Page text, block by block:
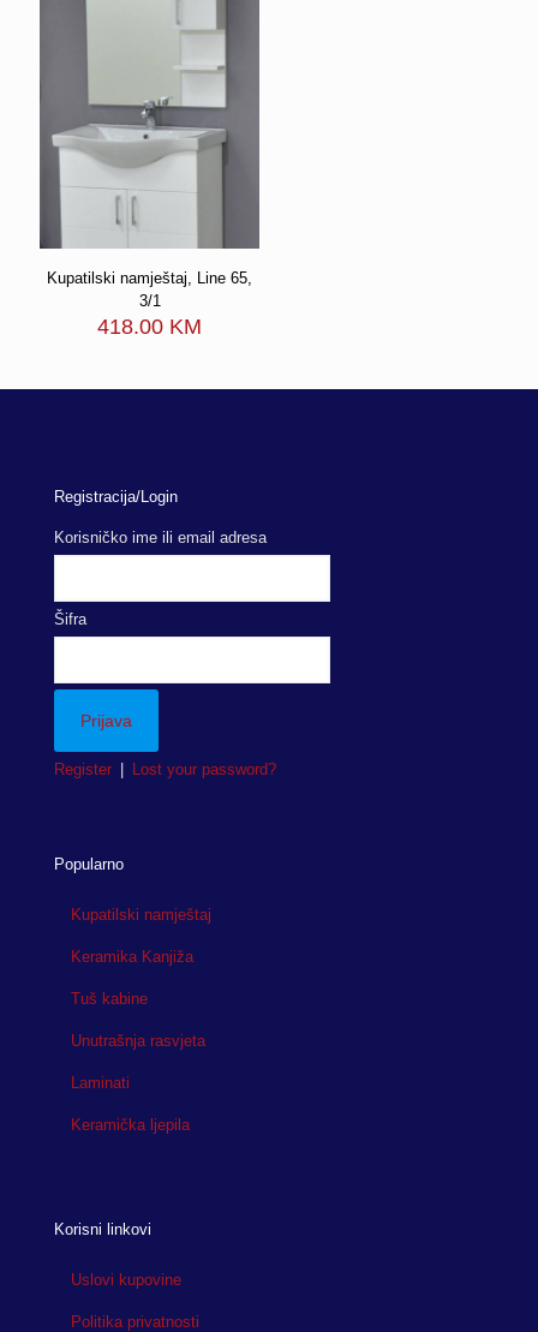
Kupatilski namještaj, Line 65,
3/1
418.00 KM
Registracija/Login
Korisničko ime ili email adresa
Šifra
Register Lost your password?
Popularno
Kupatilski namještaj
Keramika Kanjiža
Tuš kabine
Unutrašnja rasvjeta
Laminati
Keramička ljepila
Korisni linkovi
Uslovi kupovine
Politika privatnosti